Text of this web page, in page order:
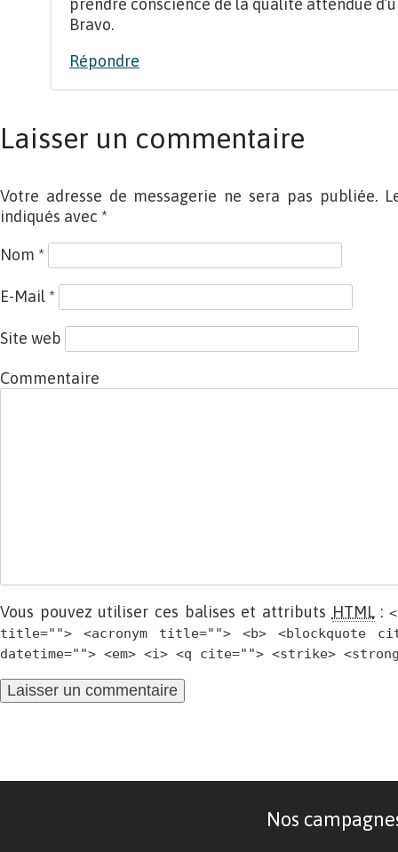
prendre conscience de la qualité attendue
Bravo.
Répondre
Laisser un commentaire
Votre adresse de messagerie ne sera pas publiée.
indiqués avec *
Nom *
E-Mail *
Site web
Commentaire
Vous pouvez utiliser ces balises et attributs HTML:
title=""> <acronym title=""> <b> <blockquote
datetime=""> <em> <i> <q cite=""> <strike>
Nos